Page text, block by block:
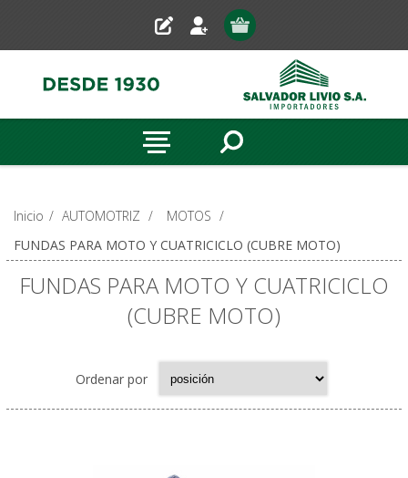
Inicio / AUTOMOTRIZ / MOTOS /
FUNDAS PARA MOTO Y CUATRICICLO (CUBRE MOTO)
FUNDAS PARA MOTO Y CUATRICICLO
(CUBRE MOTO)
Ordenar por